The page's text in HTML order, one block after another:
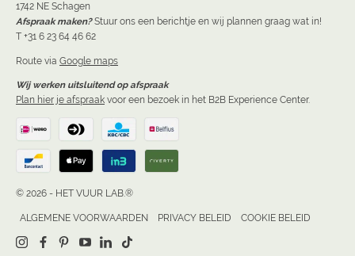
1742 NE Schagen
Afspraak maken? Stuur ons een berichtje en wij plannen graag wat in!
T +31 6 23 64 46 62
Route via Google maps
Wij werken uitsluitend op afspraak
Plan hier je afspraak voor een bezoek in het B2B Experience Center.
© 2026 - HET VUUR LAB.®
ALGEMENE VOORWAARDEN PRIVACY BELEID COOKIE BELEID